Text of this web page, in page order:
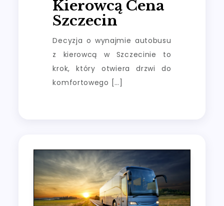
Kierowcą Cena
Szczecin
Decyzja o wynajmie autobusu
z kierowcą w Szczecinie to
krok, który otwiera drzwi do
komfortowego […]